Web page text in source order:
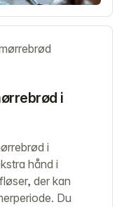
i
i
hånd i
der kan
Du